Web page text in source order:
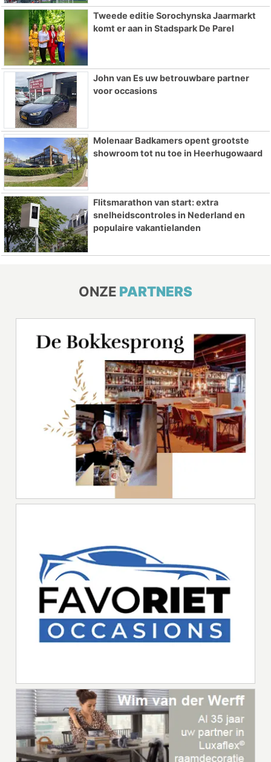
Tweede editie Sorochynska Jaarmarkt
komt er aan in Stadspark De Parel
John van Es uw betrouwbare partner
voor occasions
Molenaar Badkamers opent grootste
showroom tot nu toe in Heerhugowaard
Flitsmarathon van start: extra
snelheidscontroles in Nederland en
populaire vakantielanden
ONZE PARTNERS